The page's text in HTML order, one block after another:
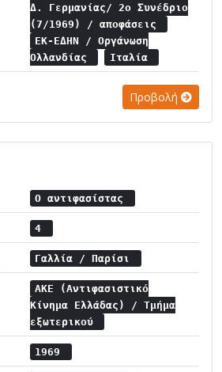
Δ. Γερμανίας/ 2ο Συνέδριο
(7/1969) / αποφάσεις
ΕΚ-ΕΔΗΝ / Οργάνωση
Ολλανδίας
Ιταλία
Προβολή
Ο αντιφασίστας
4
Γαλλία / Παρίσι
ΑΚΕ (Αντιφασιστικό
Κίνημα Ελλάδας) / Τμήμα
εξωτερικού
1969